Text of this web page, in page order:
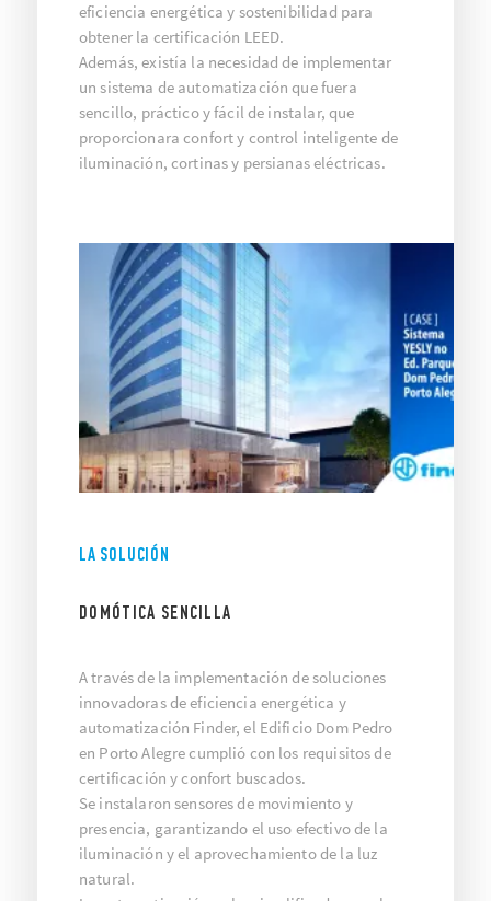
eficiencia energética y sostenibilidad para
obtener la certificación LEED.
Además, existía la necesidad de implementar
un sistema de automatización que fuera
sencillo, práctico y fácil de instalar, que
proporcionara confort y control inteligente de
iluminación, cortinas y persianas eléctricas.
LA SOLUCIÓN
DOMÓTICA SENCILLA
A través de la implementación de soluciones
innovadoras de eficiencia energética y
automatización Finder, el Edificio Dom Pedro
en Porto Alegre cumplió con los requisitos de
certificación y confort buscados.
Se instalaron sensores de movimiento y
presencia, garantizando el uso efectivo de la
iluminación y el aprovechamiento de la luz
natural.